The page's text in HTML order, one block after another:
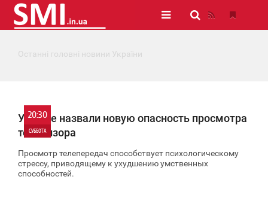
Останні головні новини України
20:30
СУББОТА
0
Ученые назвали новую опасность просмотра
телевизора
Просмотр телепередач способствует психологическому
стрессу, приводящему к ухудшению умственных
способностей.